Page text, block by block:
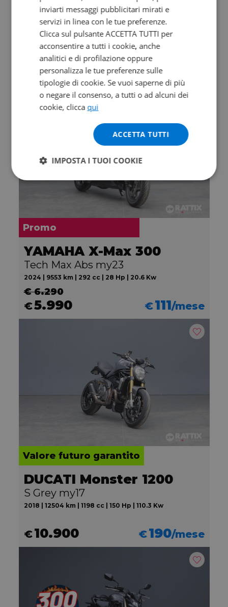
Abs my21
2021 | 6446 km | 124 cc | 15 Hp | 11 Kw
2.290
Promo
YAMAHA X-Max 300
Tech Max Abs my23
2024 | 9553 km | 292 cc | 28 Hp | 20.6 Kw
€ 6.290
€5.990 €111/mese
Valore futuro garantito
DUCATI Monster 1200
S Grey my17
2018 | 12504 km | 1198 cc | 150 Hp | 110.3 Kw
€10.900 €190/mese
inviarti messaggi pubblicitari mirati e
servizi in linea con le tue preferenze.
Clicca sul pulsante ACCETTA TUTTI per
acconsentire a tutti i cookie, anche
analitici e di profilazione oppure
personalizza le tue preferenze sulle
tipologie di cookie. Se vuoi saperne di più
o negare il consenso, a tutti o ad alcuni dei
cookie, clicca qui
ACCETTA TUTTI
IMPOSTA I TUOI COOKIE